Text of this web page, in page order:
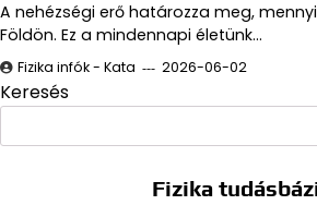
A nehézségi erő határozza meg,
Földön. Ez a mindennapi életünk…
Fizika infók - Kata 2026-06-02
Keresés
Fizika